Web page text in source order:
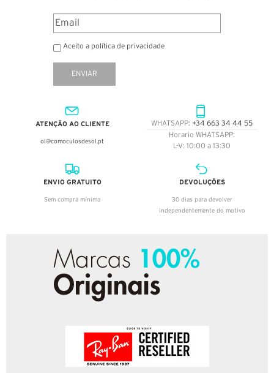
Aceito a política de privacidade
ENVIAR
ATENÇÃO AO CLIENTE
oi@comoculosdesol.pt
WHATSAPP: +34 663 34 44 55
Horario WHATSAPP:
L-V: 10:00 a 13:30
ENVIO GRATUITO
Sem compra mínima
DEVOLUÇÕES
30 dias para devolver
independentemente do motivo